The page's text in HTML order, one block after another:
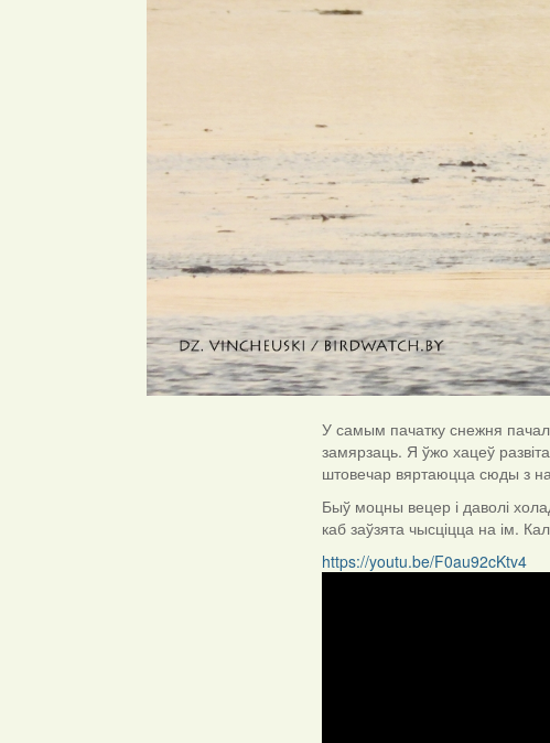
У самым пачатку снежня
замярзаць. Я ўжо хацеў
штовечар вяртаюцца сюды з
Быў моцны вецер і даволі
каб заўзята чысціцца на ім.
https://youtu.be/F0au92cKtv4